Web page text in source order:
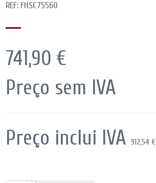
REF: FHSC75560
741,90 €
Preço sem IVA
Preço inclui IVA912,54 €